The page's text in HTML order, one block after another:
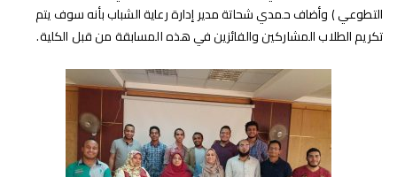
التطوعي ) وأضاف حمدي شحاتة مدير إدارة رعاية الشباب بأنه سوف يتم
تكريم الطلاب المشاركين والفائزين في هذه المسابقة من قبل الكلية.